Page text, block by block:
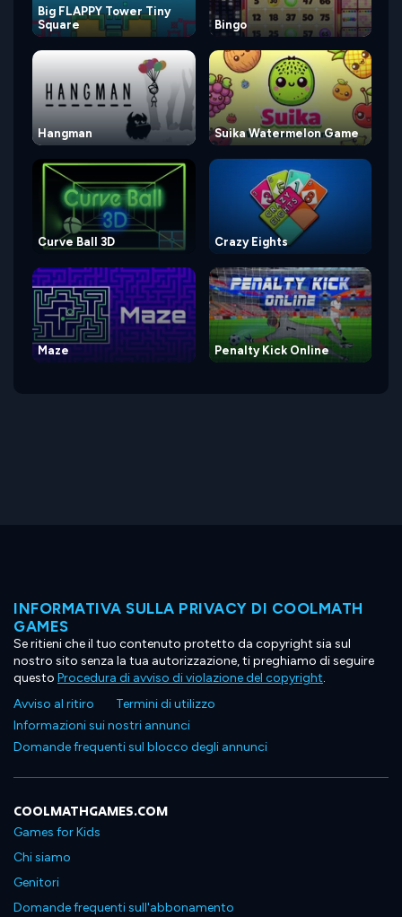
Big FLAPPY Tower Tiny
Square
Bingo
Hangman Suika Watermelon Game
Curve Ball 3D Crazy Eights
Maze Penalty Kick Online
INFORMATIVA SULLA PRIVACY DI COOLMATH
GAMES
Se ritieni che il tuo contenuto protetto da copyright sia sul
nostro sito senza la tua autorizzazione, ti preghiamo di seguire
questo Procedura di avviso di violazione del copyright.
Avviso al ritiro
Termini di utilizzo
Informazioni sui nostri annunci
Domande frequenti sul blocco degli annunci
COOLMATHGAMES.COM
Games for Kids
Chi siamo
Genitori
Domande frequenti sull'abbonamento